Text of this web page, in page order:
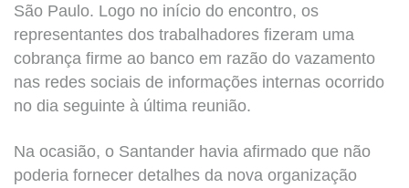
São Paulo. Logo no início do encontro, os
representantes dos trabalhadores fizeram uma
cobrança firme ao banco em razão do vazamento
nas redes sociais de informações internas ocorrido
no dia seguinte à última reunião.
Na ocasião, o Santander havia afirmado que não
poderia fornecer detalhes da nova organização